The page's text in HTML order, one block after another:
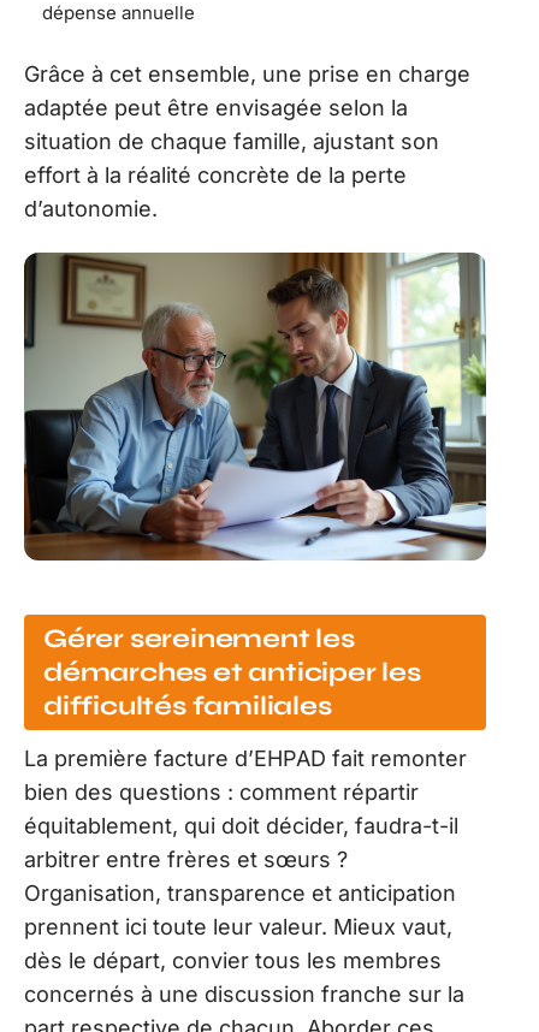
dépense annuelle
Grâce à cet ensemble, une prise en charge
adaptée peut être envisagée selon la
situation de chaque famille, ajustant son
effort à la réalité concrète de la perte
d’autonomie.
Gérer sereinement les
démarches et anticiper les
difficultés familiales
La première facture d’EHPAD fait remonter
bien des questions : comment répartir
équitablement, qui doit décider, faudra-t-il
arbitrer entre frères et sœurs ?
Organisation, transparence et anticipation
prennent ici toute leur valeur. Mieux vaut,
dès le départ, convier tous les membres
concernés à une discussion franche sur la